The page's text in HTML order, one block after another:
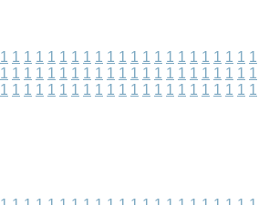
1 1 1 1 1 1 1 1 1 1 1 1 1 1 1 1 1 1 1 1 1 1
1 1 1 1 1 1 1 1 1 1 1 1 1 1 1 1 1 1 1 1 1 1
1 1 1 1 1 1 1 1 1 1 1 1 1 1 1 1 1 1 1 1 1 1